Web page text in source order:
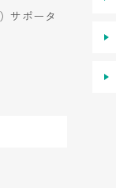
サポータ